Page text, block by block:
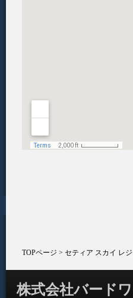
TOPページ > セティア スカイ レ
株式会社バード